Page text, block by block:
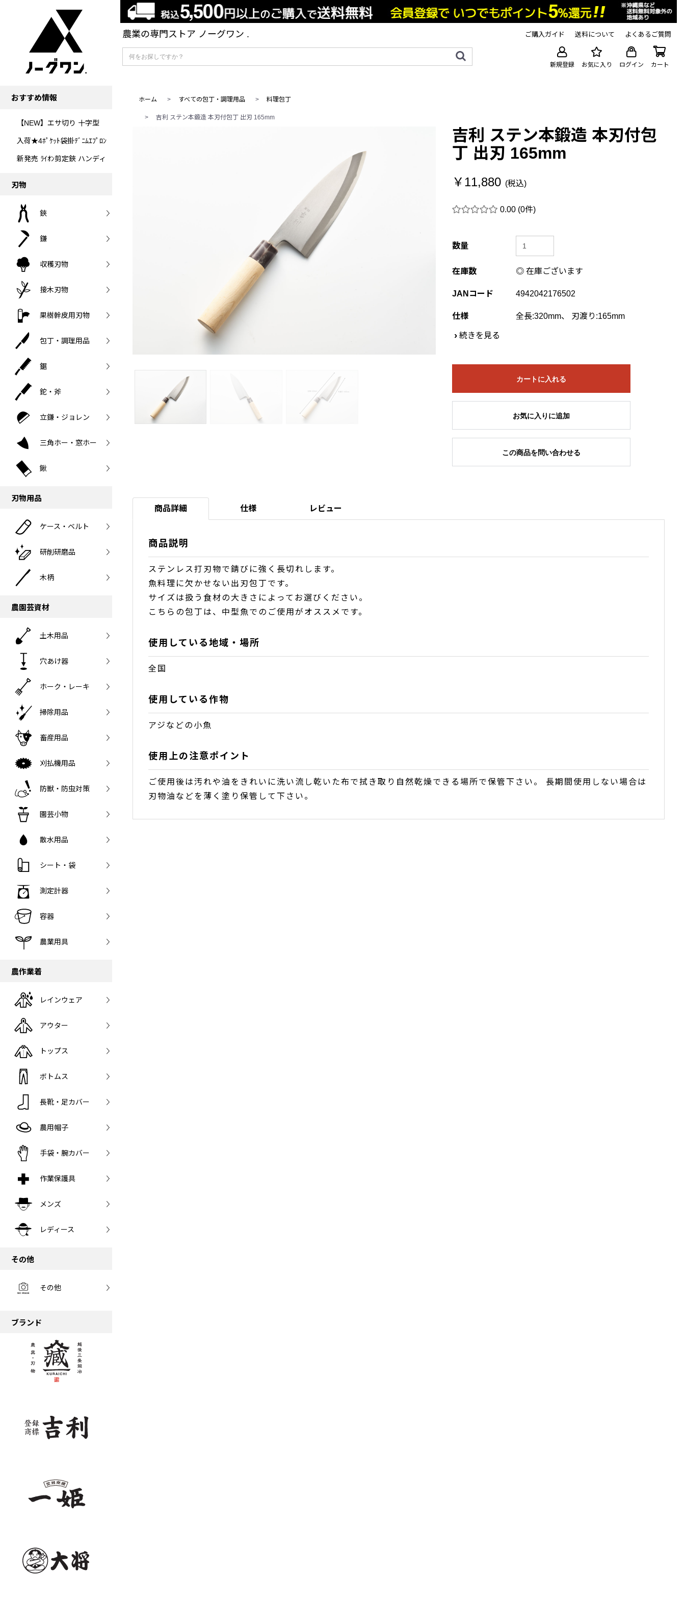
農業の専門ストア ノーグワン . ご購入ガイド 送料について よくあるご質問
新規登録 お気に入り ログイン カート
おすすめ情報
【NEW】エサ切り 十字型
入荷★4ﾎﾟｹｯﾄ袋掛ﾃﾞﾆﾑｴﾌﾟﾛﾝ
新発売 ﾗｲｵﾝ剪定鋏 ハンディ
刃物
鋏
鎌
収穫刃物
接木刃物
果樹幹皮用刃物
包丁・調理用品
鋸
鉈・斧
立鎌・ジョレン
三角ホー・窓ホー
鍬
刃物用品
ケース・ベルト
研削研磨品
木柄
農園芸資材
土木用品
穴あけ器
ホーク・レーキ
掃除用品
畜産用品
刈払機用品
防獣・防虫対策
園芸小物
散水用品
シート・袋
測定計器
容器
農業用具
農作業着
レインウェア
アウター
トップス
ボトムス
長靴・足カバー
農用帽子
手袋・腕カバー
作業保護具
メンズ
レディース
その他
その他
ブランド
ホーム > すべての包丁・調理用品 > 料理包丁
> 吉利 ステン本鍛造 本刃付包丁 出刃 165mm
吉利 ステン本鍛造 本刃付包
丁 出刃 165mm
￥11,880 (税込)
0.00 (0件)
数量
在庫数 ◎ 在庫ございます
JANコード 4942042176502
仕様 全長:320mm、 刃渡り:165mm
› 続きを見る
カートに入れる
お気に入りに追加
この商品を問い合わせる
商品詳細 仕様 レビュー
商品説明
ステンレス打刃物で錆びに強く長切れします。
魚料理に欠かせない出刃包丁です。
サイズは扱う食材の大きさによってお選びください。
こちらの包丁は、中型魚でのご使用がオススメです。
使用している地域・場所
全国
使用している作物
アジなどの小魚
使用上の注意ポイント
ご使用後は汚れや油をきれいに洗い流し乾いた布で拭き取り自然乾燥できる場所で保管下さい。 長期間使用しない場合は
刃物油などを薄く塗り保管して下さい。